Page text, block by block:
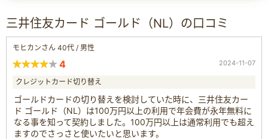
三井住友カード ゴールド（NL）の口コミ
モヒカンさん 40代 / 男性
4 2024-11-07
クレジットカード切り替え
ゴールドカードの切り替えを検討していた時に、三井住友カー
ド ゴールド（NL）は100万円以上の利用で年会費が永年無料に
なる事を知って契約しました。100万円以上は通常利用でも超え
ますのでさっさと使いたいと思います。